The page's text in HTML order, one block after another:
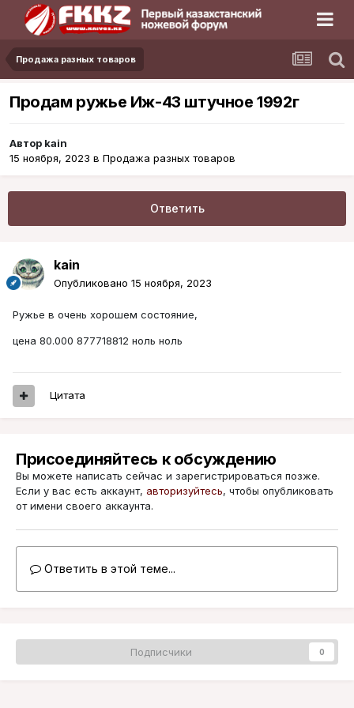
Продажа разных товаров
Продам ружье Иж-43 штучное 1992г
Автор kain
15 ноября, 2023 в Продажа разных товаров
Ответить
kain
Опубликовано 15 ноября, 2023
Ружье в очень хорошем состояние,
цена 80.000 877718812 ноль ноль
Цитата
Присоединяйтесь к обсуждению
Вы можете написать сейчас и зарегистрироваться позже.
Если у вас есть аккаунт, авторизуйтесь, чтобы опубликовать
от имени своего аккаунта.
Ответить в этой теме...
Подписчики 0